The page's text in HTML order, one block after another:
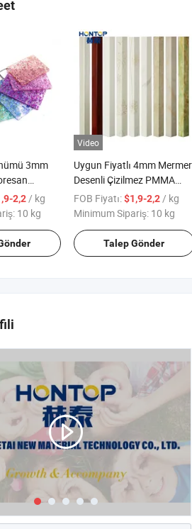
3mm
PMMA
2,2/ kg
10 kg
Video
Uygun Fiyatlı 4mm Mermer
Desenli Çizilmez PMMA
Dökme Akrilik Levha
FOB Fiyatı:$1,9-2,2/ kg
Minimum Sipariş: 10 kg
Talep Gönder